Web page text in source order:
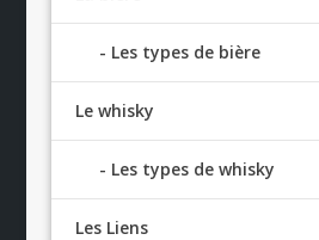
Les types de bière
Le whisky
Les types de whisky
Les Liens